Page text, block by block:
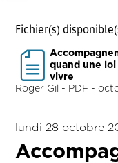
Fichier(s)
quand une
vivre
Roger Gil - PDF -
lundi 28 octobre